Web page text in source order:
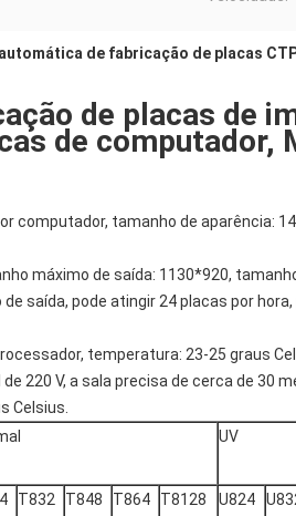
de fabricação de placas
de placas de
de computador,
computador, tamanho de aparência:
máximo de saída: 1130*920,
saída, pode atingir 24 placas por
temperatura: 23-25 graus
220 V, a sala precisa de cerca de 30
Celsius.
UV
T832 T848 T864 T8128 U824